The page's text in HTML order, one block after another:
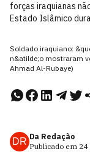
forças iraquianas
Estado Islâmico
Soldado iraquiano:
n&atilde;o mostraram
Ahmad Al-Rubaye)
DR Da Redação
Publicado em 24